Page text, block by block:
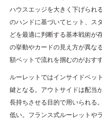
ハウスエッジを大きく下げられ
のハンドに基づいてヒット、ス
どを最適に判断する基本戦術が
の挙動やカードの見え方が異な
額ベットで流れを掴むのがおすす
ルーレットではインサイドベッ
鍵となる。アウトサイドは配当
長持ちさせる目的で用いられる
低い。フランス式ルーレットや